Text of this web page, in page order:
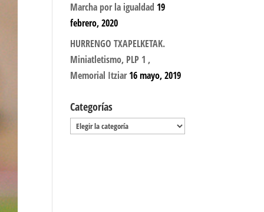
Marcha por la igualdad 19
febrero, 2020
HURRENGO TXAPELKETAK.
Miniatletismo, PLP 1 ,
Memorial Itziar 16 mayo, 2019
Categorías
Categorías